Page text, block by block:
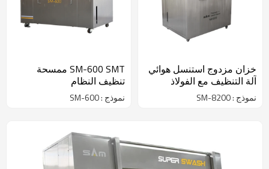
خزان مزدوج استنسل هوائي
آلة التنظيف مع الفولاذ
المقاوم للصدأ
نموذج : SM-8200
SM-600 SMT ممسحة
تنظيف النظام
نموذج : SM-600